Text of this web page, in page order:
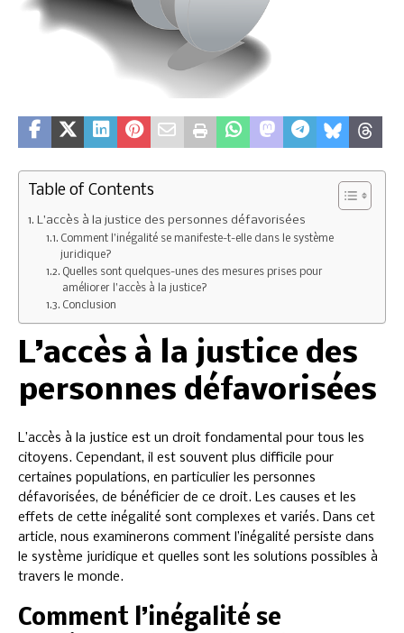
Table of Contents
L’accès à la justice des personnes défavorisées
Comment l’inégalité se manifeste-t-elle dans le système
juridique?
Quelles sont quelques-unes des mesures prises pour
améliorer l’accès à la justice?
Conclusion
L’accès à la justice des
personnes défavorisées
L’accès à la justice est un droit fondamental pour tous les
citoyens. Cependant, il est souvent plus difficile pour
certaines populations, en particulier les personnes
défavorisées, de bénéficier de ce droit. Les causes et les
effets de cette inégalité sont complexes et variés. Dans cet
article, nous examinerons comment l’inégalité persiste dans
le système juridique et quelles sont les solutions possibles à
travers le monde.
Comment l’inégalité se